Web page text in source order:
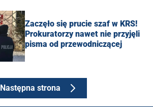
Zaczęło się prucie szaf w KRS!
Prokuratorzy nawet nie przyjęli
pisma od przewodniczącej
Następna strona